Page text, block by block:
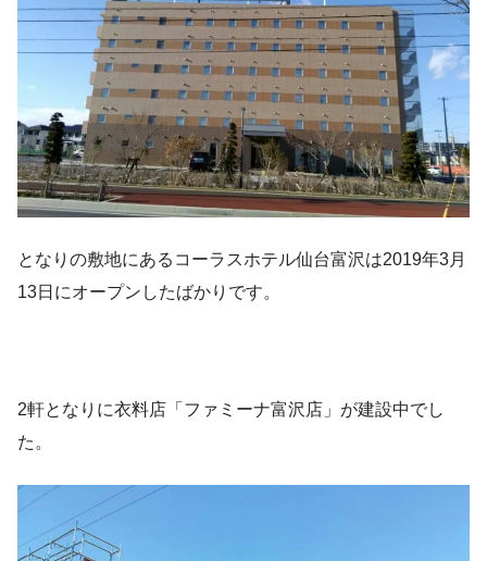
となりの敷地にあるコーラスホテル仙台富沢は2019年3月
13日にオープンしたばかりです。
2軒となりに衣料店「ファミーナ富沢店」が建設中でし
た。